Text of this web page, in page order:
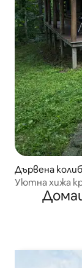
Дървена
Уютна хижа